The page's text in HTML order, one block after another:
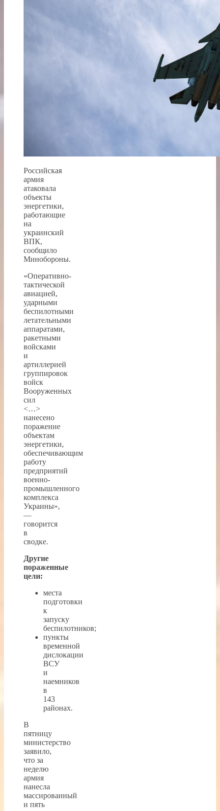
Российская
армия
атаковала
объекты
энергетики,
работающие
на
украинский
ВПК,
сообщило
Минобороны.
«Оперативно-
тактической
авиацией,
ударными
беспилотными
летательными
аппаратами,
ракетными
войсками
и
артиллерией
группировок
войск
Вооруженных
сил
<…>
нанесено
поражение
объектам
энергетики,
обеспечивающим
работу
предприятий
военно-
промышленного
комплекса
Украины»,
—
говорится
в
сводке.
Другие
пораженные
цели:
места
подготовки
к
запуску
беспилотников;
пункты
временной
дислокации
ВСУ
и
наемников
в
143
районах.
В
пятницу
министерство
заявило,
что за
неделю
армия
нанесла
массированный
и пять